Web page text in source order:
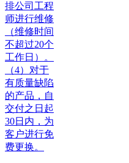
排公司工程
师进行维修
（维修时间
不超过20个
工作日）。
（4）对于
有质量缺陷
的产品，自
交付之日起
30日内，为
客户进行免
费更换。